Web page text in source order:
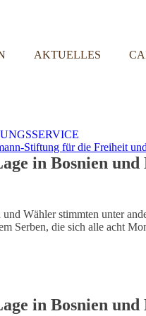
AKTUELLES
Stiftung für die Freiheit
in Bosnien und
Wähler stimmten unter
Serben, die sich alle acht
in Bosnien und